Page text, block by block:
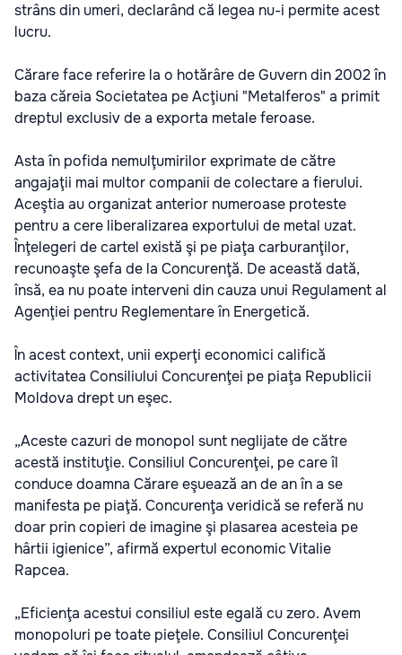
strâns din umeri, declarând că legea nu-i permite acest
lucru.
Cărare face referire la o hotărâre de Guvern din 2002 în
baza căreia Societatea pe Acţiuni "Metalferos" a primit
dreptul exclusiv de a exporta metale feroase.
Asta în pofida nemulţumirilor exprimate de către
angajaţii mai multor companii de colectare a fierului.
Aceştia au organizat anterior numeroase proteste
pentru a cere liberalizarea exportului de metal uzat.
Înţelegeri de cartel există şi pe piaţa carburanţilor,
recunoaşte şefa de la Concurenţă. De această dată,
însă, ea nu poate interveni din cauza unui Regulament al
Agenţiei pentru Reglementare în Energetică.
În acest context, unii experţi economici califică
activitatea Consiliului Concurenţei pe piaţa Republicii
Moldova drept un eşec.
„Aceste cazuri de monopol sunt neglijate de către
acestă instituţie. Consiliul Concurenţei, pe care îl
conduce doamna Cărare eşuează an de an în a se
manifesta pe piaţă. Concurenţa veridică se referă nu
doar prin copieri de imagine şi plasarea acesteia pe
hârtii igienice”, afirmă expertul economic Vitalie
Rapcea.
„Eficienţa acestui consiliul este egală cu zero. Avem
monopoluri pe toate pieţele. Consiliul Concurenţei